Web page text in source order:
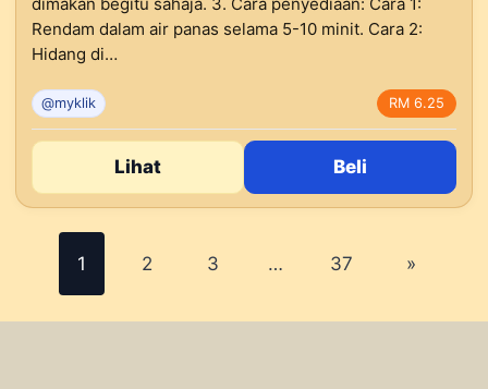
Rendam dalam air panas selama 5-10 minit. Cara 2:
Hidang di…
@myklik RM 6.25
Lihat Beli
1 2 3 … 37 »